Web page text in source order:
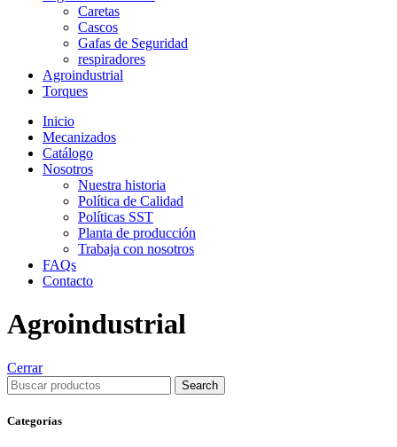
Caretas
Cascos
Gafas de Seguridad
respiradores
Agroindustrial
Torques
Inicio
Mecanizados
Catálogo
Nosotros
Nuestra historia
Política de Calidad
Políticas SST
Planta de producción
Trabaja con nosotros
FAQs
Contacto
Agroindustrial
Cerrar
Search
Categorías